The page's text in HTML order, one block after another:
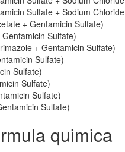
Sulfate + Sodium
+ Gentamicin Sulfate)
Sulfate)
+ Gentamicin Sulfate)
Sulfate)
Sulfate)
Sulfate)
Sulfate)
Sulfate)
quimica